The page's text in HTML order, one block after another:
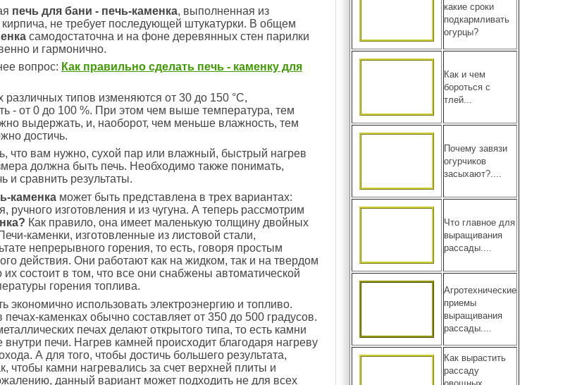
печь для бани - печь-каменка, выполненная из
кирпича, не требует последующей штукатурки. В общем
самодостаточна и на фоне деревянных стен парилки
и гармонично.
вопрос: Как правильно сделать печь - каменку для
различных типов изменяются от 30 до 150 °С,
- от 0 до 100 %. При этом чем выше температура, тем
выдержать, и, наоборот, чем меньше влажность, тем
достичь.
что вам нужно, сухой пар или влажный, быстрый нагрев
должна быть печь. Необходимо также понимать,
и сравнить результаты.
каменкаможет быть представлена в трех вариантах:
ручного изготовления и из чугуна. А теперь рассмотрим
Как правило, она имеет маленькую толщину двойных
каменки, изготовленные из листовой стали,
непрерывного горения, то есть, говоря простым
действия. Они работают как на жидком, так и на твердом
состоит в том, что все они снабжены автоматической
горения топлива.
экономично использовать электроэнергию и топливо.
каменках обычно составляет от 350 до 500 градусов.
печах делают открытого типа, то есть камни
внутри печи. Нагрев камней происходит благодаря нагреву
А для того, чтобы достичь большего результата,
чтобы камни нагревались за счет верхней плиты и
данный вариант может подходить не для всех
какие сроки
подкармливать
огурцы?
Как и чем
бороться с
тлей...
Почему завязи
огурчиков
засыхают?....
Что главное для
выращивания
рассады....
Агротехнические
приемы
выращивания
рассады....
Как вырастить
рассаду